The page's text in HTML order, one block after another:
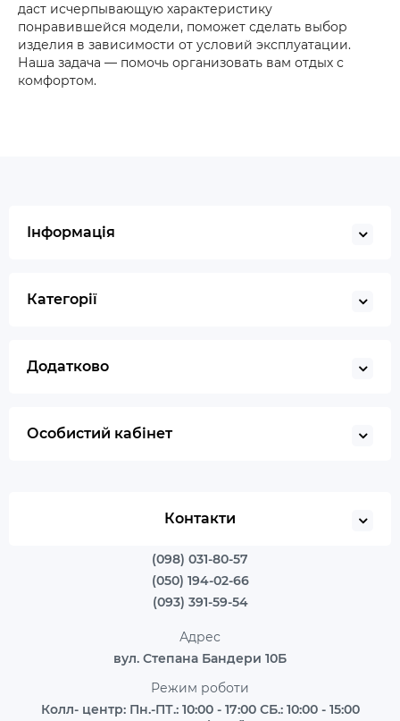
даст исчерпывающую характеристику
понравившейся модели, поможет сделать выбор
изделия в зависимости от условий эксплуатации.
Наша задача — помочь организовать вам отдых с
комфортом.
Інформація
Категорії
Додатково
Особистий кабінет
Контакти
(098) 031-80-57
(050) 194-02-66
(093) 391-59-54
Адрес
вул. Степана Бандери 10Б
Режим роботи
Колл- центр: Пн.-ПТ.: 10:00 - 17:00 СБ.: 10:00 - 15:00